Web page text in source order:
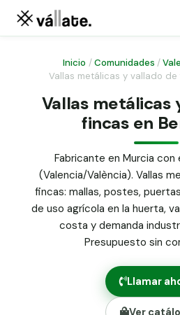
Malla ganadera
Malla simple torsión
Malla triple torsión
Panel malla H.
Puerta abatible dos hojas
Puerta acceso peatonal
Poste malla Hércules
Poste malla simple torsión
Alambre de espino
Abrazadera PVC malla H.
Inicio /Comunidades /
Vallas metálicas y vallado
Vallas metálicas
fincas en
Fabricante en Murcia con
(Valencia/València). Vallas
fincas: mallas, postes,
de uso agrícola en la huerta,
costa y demanda
Presupuesto sin
Llamar
Ver